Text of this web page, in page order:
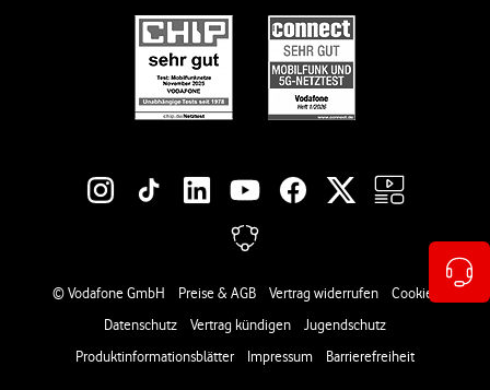
Social-Media-Links
Rechtliche Links
© Vodafone GmbH Preise & AGB Vertrag widerrufen
Cookies
Datenschutz
Vertrag kündigen
Jugendschutz
Produktinformationsblätter
Impressum Barrierefreiheit